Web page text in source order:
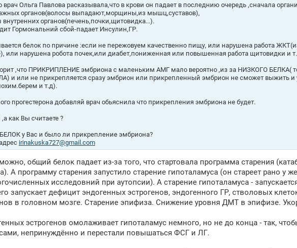
врач Ольга Павлова расказывала,что в крови он падает в последнию очередь ,сначала
органов(волосы выпадают,морщины,из мышц,суставов),
внутренних органов(печень,почки,щитовидка...).
Гормональний сбой-падает Инсулин,ГР.
белок по причине :если не пережовуем качественно пищу, или нарушена работа
или нарушена робота почек,или диабет,пониженная или повышенная работа щитовидки и
,что ПРИКРИПЛЕНИЕ эмбриона с маленьким АМГ мало вероятно ,из за НИЗКОГО БЕЛКА(
и или не прикрепляется сразу эмбрион или прикрепленный эмбрион не сможет выжить и
и т.д).
прогестерона добавляй врач обьяснила что прикрепления эмбриона не будет.
как Вы считаете ?
у Вас и было ли прикрепление эмбриона?
irinakuska727@gmail.com
общий белок падает из-за того, что стартовала программа старения
А программу старения запустило старение гипоталамуса (он стареет рано у
исследовний при аутопсии). А старение гипоталамуса -
запускает дефицит эндогенных эстрогенов, эндогенного ГР, стволовых
в головном мозге. Старение эпифиза. Снижение уровня ДМТ в эпифизе.
эстрогенов омолаживает гипоталамус немного, но не до конца - так,
непринуждённо и перестали повышаться ФСГ и ЛГ.